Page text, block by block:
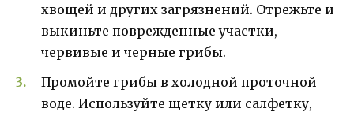
хвощей и других загрязнений. Отрежьте и
выкиньте поврежденные участки,
червивые и черные грибы.
Промойте грибы в холодной проточной
воде. Используйте щетку или салфетку,